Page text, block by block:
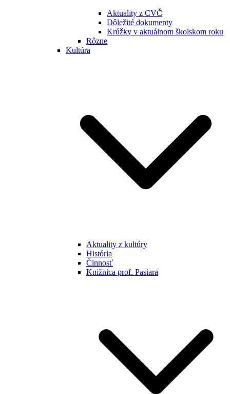
Aktuality z CVČ
Dôležité dokumenty
Krúžky v aktuálnom školskom roku
Rôzne
Kultúra
Aktuality z kultúry
História
Činnosť
Knižnica prof. Pasiara